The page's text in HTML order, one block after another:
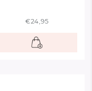
€24,95